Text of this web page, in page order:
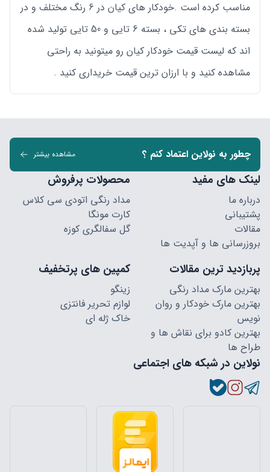
مناسب کرده است .خودکار های کیان در 6 رنگ مختلف و در
بسته بندی های تکی ، بسته 6 تایی و 50 تایی تولید شده
اند که لیست قیمت خودکار کیان رو میتونید به راحتی
مشاهده کنید و با ارزان ترین قیمت خریداری کنید .
چطور به نولاین اعتماد کنم ؟ مشاهده بیشتر
لینک های مفید
درباره ما
پشتیبانی
مقالات
بروزرسانی ها و آپدیت ها
محصولات پرفروش
مداد رنگی اتودی سی کلاس
کارت مونگا
گل سفالگری کوزه
پربازدید ترین مقالات
بهترین مارک مداد رنگی
بهترین مارک خودکار و روان
نویس
بهترین کادو برای نقاش ها و
طراح ها
کمپین های پرتخفیف
زینگو
لوازم تحریر فانتزی
خاک ژله ای
نولاین در شبکه های اجتماعی